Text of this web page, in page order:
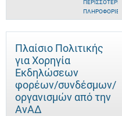
ΠΕΡΙΣΣΌΤΕΡΕΣ
ΠΛΗΡΟΦΟΡΊΕΣ
Πλαίσιο Πολιτικής
για Χορηγία
Εκδηλώσεων
φορέων/συνδέσμων/
οργανισμών από την
ΑνΑΔ